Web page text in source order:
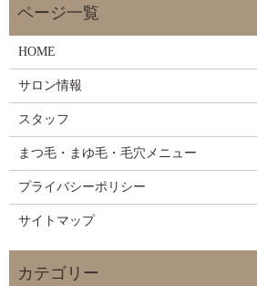
HOME
サロン情報
スタッフ
まつ毛・まゆ毛・毛穴メニュー
プライバシーポリシー
サイトマップ